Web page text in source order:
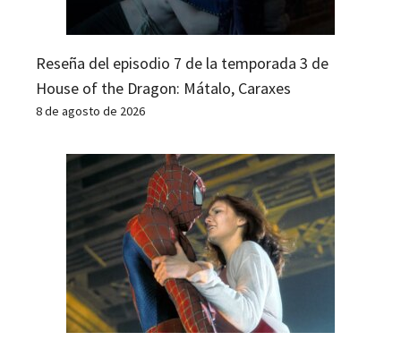
Reseña del episodio 7 de la temporada 3 de
House of the Dragon: Mátalo, Caraxes
8 de agosto de 2026